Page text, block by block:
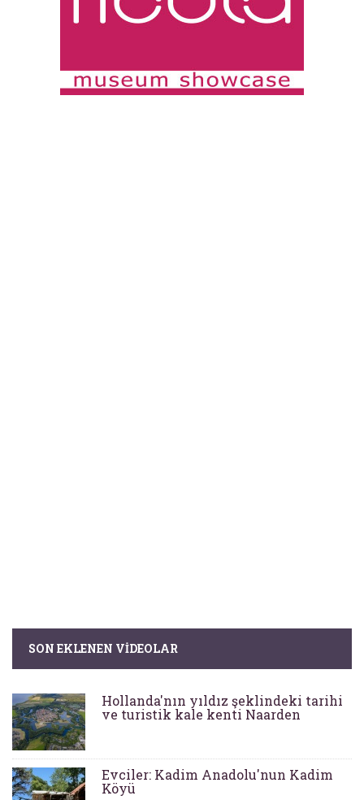
SON EKLENEN VIDEOLAR
Hollanda'nın yıldız şeklindeki tarihi
ve turistik kale kenti Naarden
Evciler: Kadim Anadolu'nun Kadim
Köyü